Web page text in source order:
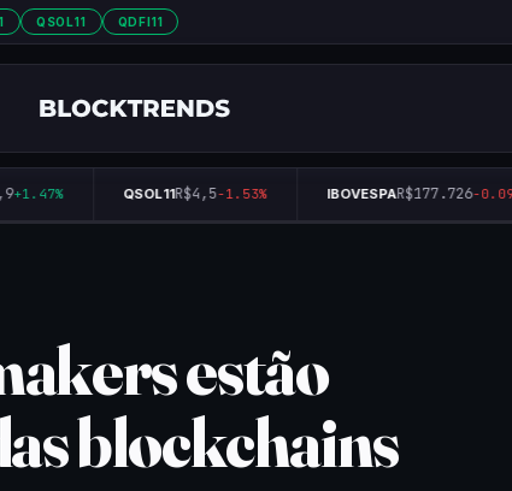
QSOL11 QDFI11
+1.47% QSOL11R$4,5-1.53% IBOVESPAR$177.726-0.09%
estão
blockchains